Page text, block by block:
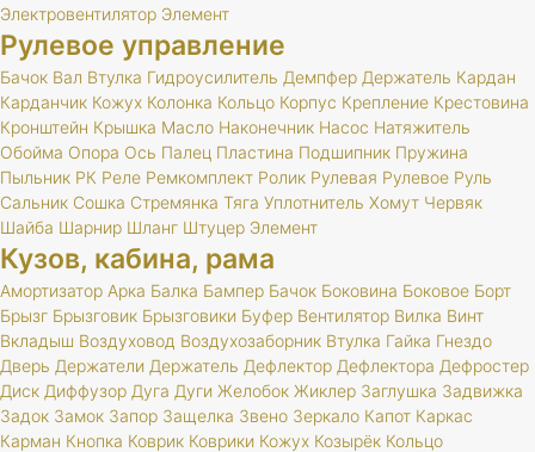
Электровентилятор Элемент
Рулевое управление
Бачок Вал Втулка Гидроусилитель Демпфер Держатель Кардан
Карданчик Кожух Колонка Кольцо Корпус Крепление Крестовина
Кронштейн Крышка Масло Наконечник Насос Натяжитель
Обойма Опора Ось Палец Пластина Подшипник Пружина
Пыльник РК Реле Ремкомплект Ролик Рулевая Рулевое Руль
Сальник Сошка Стремянка Тяга Уплотнитель Хомут Червяк
Шайба Шарнир Шланг Штуцер Элемент
Кузов, кабина, рама
Амортизатор Арка Балка Бампер Бачок Боковина Боковое Борт
Брызг Брызговик Брызговики Буфер Вентилятор Вилка Винт
Вкладыш Воздуховод Воздухозаборник Втулка Гайка Гнездо
Дверь Держатели Держатель Дефлектор Дефлектора Дефростер
Диск Диффузор Дуга Дуги Желобок Жиклер Заглушка Задвижка
Задок Замок Запор Защелка Звено Зеркало Капот Каркас
Карман Кнопка Коврик Коврики Кожух Козырёк Кольцо